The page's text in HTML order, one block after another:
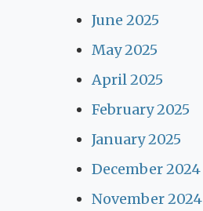
June 2025
May 2025
April 2025
February 2025
January 2025
December 2024
November 2024